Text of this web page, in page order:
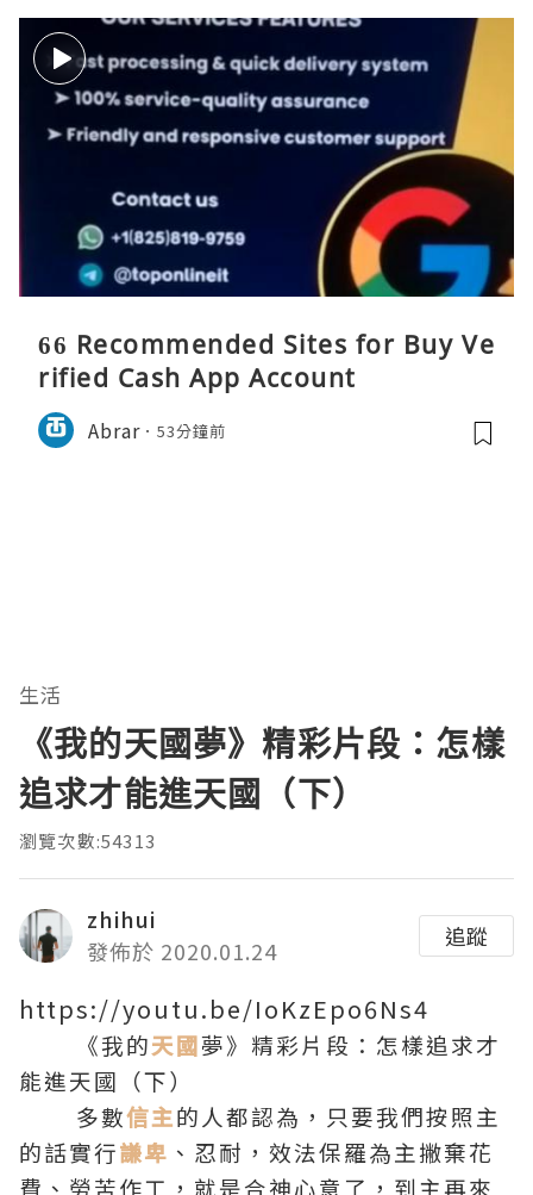
66 Recommended Sites for Buy Ve
rified Cash App Account
Abrar 53分鐘前
生活
《我的天國夢》精彩片段：怎樣
追求才能進天國（下）
瀏覽次數:54313
zhihui
發佈於 2020.01.24
追蹤
https://youtu.be/IoKzEpo6Ns4
《我的天國夢》精彩片段：怎樣追求才
能進天國（下）
多數信主的人都認為，只要我們按照主
的話實行謙卑 、忍耐，效法保羅為主撇棄花
費、勞苦作工，就是合神心意了，到主再來